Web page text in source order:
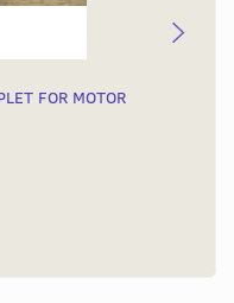
FOR MOTOR